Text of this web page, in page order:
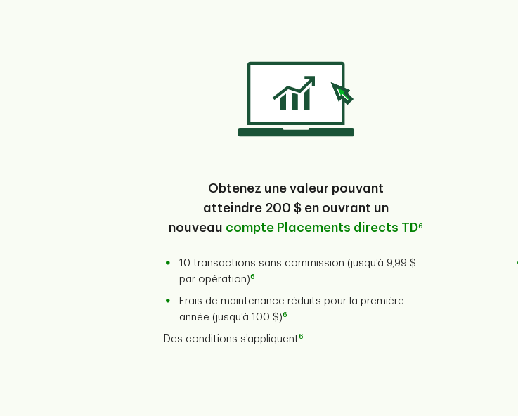
Obtenez une valeur pouvant
atteindre 200 $ en ouvrant un
nouveau compte Placements directs TD6
10 transactions sans commission (jusqu’à 9,99 $
par opération)6
Frais de maintenance réduits pour la première
année (jusqu’à 100 $)6
Des conditions s’appliquent6